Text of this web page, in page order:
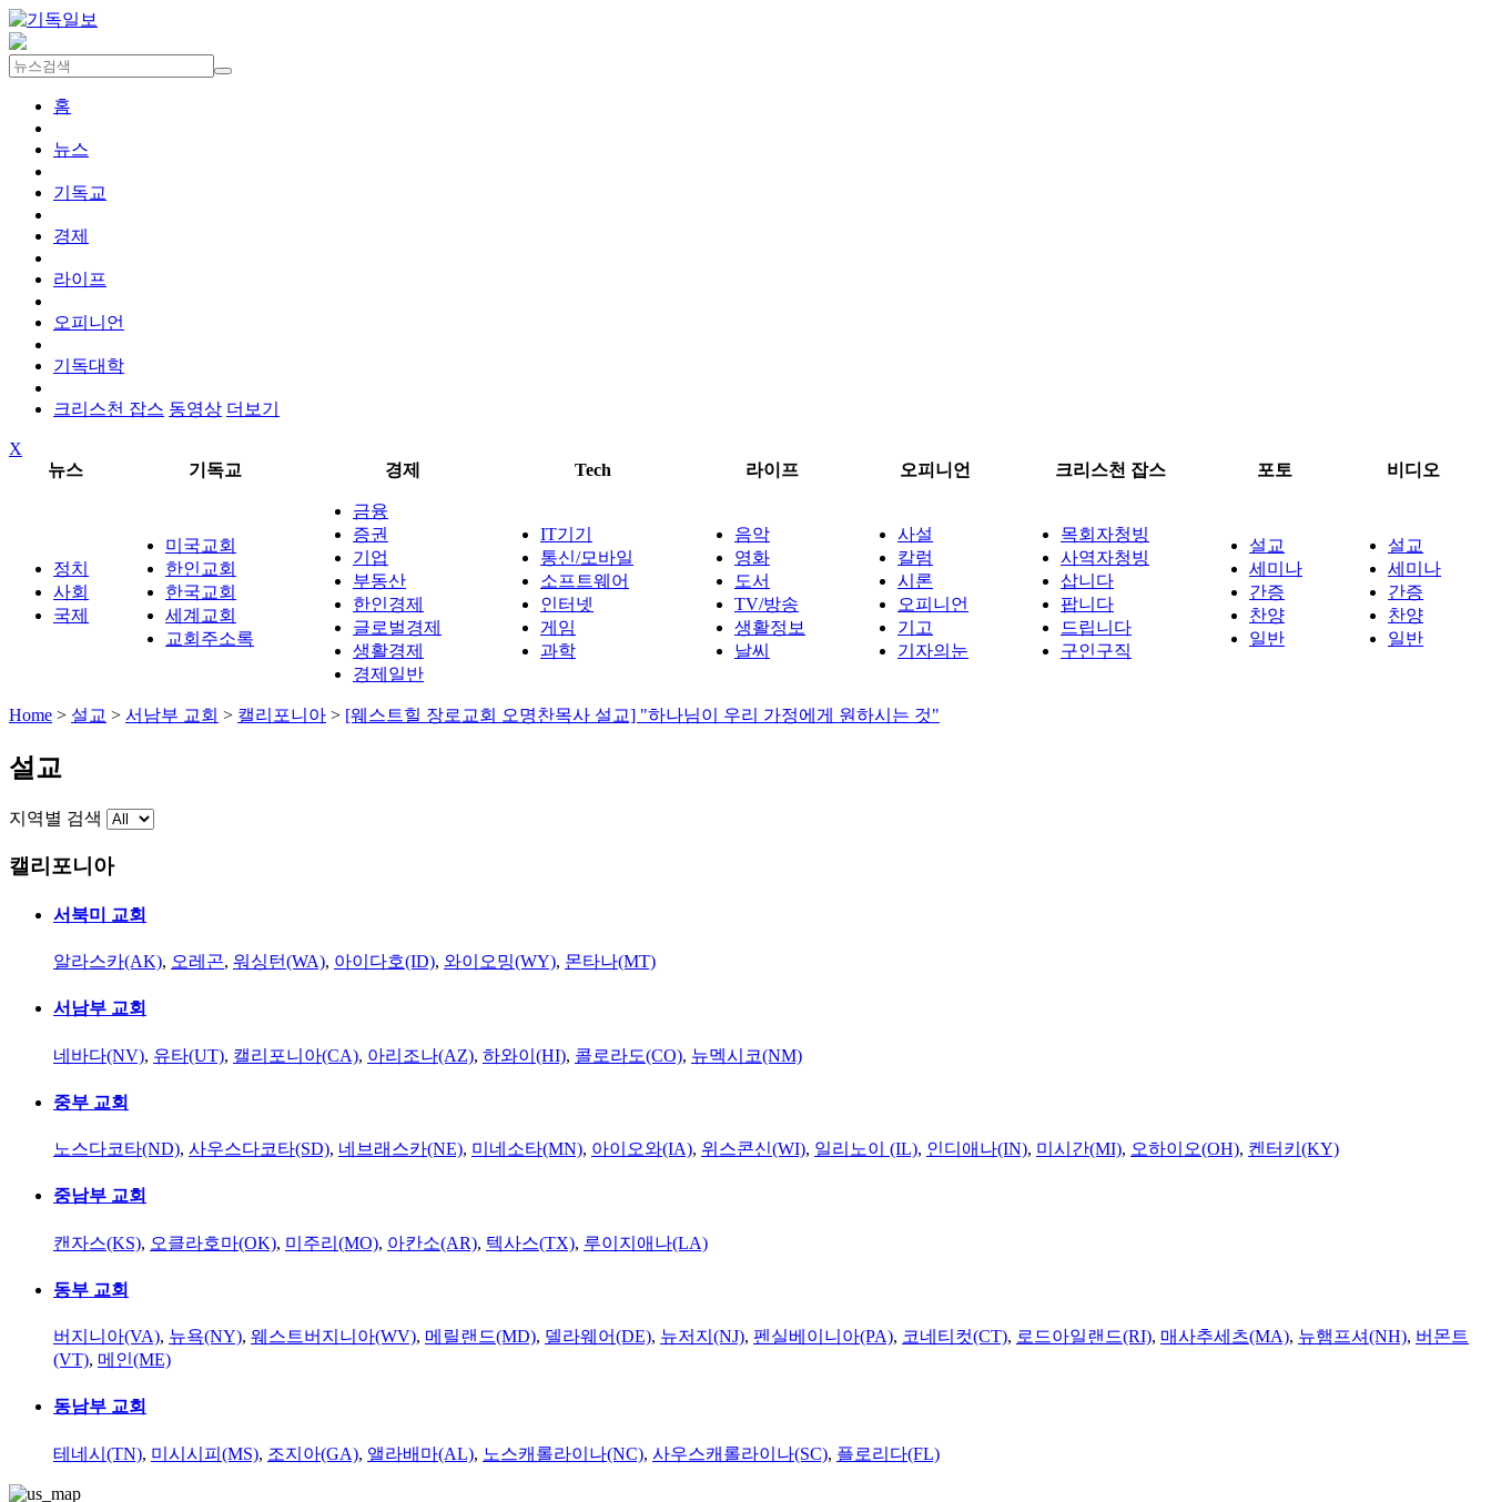
홈
뉴스
기독교
경제
라이프
오피니언
기독대학
크리스천 잡스 동영상 더보기
X
뉴스
기독교 경제 Tech 라이프 오피니언 크리스천 잡스 포토 비디오
정치
사회
국제
미국교회
한인교회
한국교회
세계교회
교회주소록
금융
증권
기업
부동산
한인경제
글로벌경제
생활경제
경제일반
IT기기
통신/모바일
소프트웨어
인터넷
게임
과학
음악
영화
도서
TV/방송
생활정보
날씨
사설
칼럼
시론
오피니언
기고
기자의눈
목회자청빙
사역자청빙
삽니다
팝니다
드립니다
구인구직
설교
세미나
간증
찬양
일반
설교
세미나
간증
찬양
일반
Home > 설교 > 서남부 교회 > 캘리포니아 > [웨스트힐 장로교회 오명찬목사 설교] "하나님이 우리 가정에게 원하시는 것"
설교
지역별 검색
캘리포니아
서북미 교회
알라스카(AK), 오레곤, 워싱턴(WA), 아이다호(ID), 와이오밍(WY), 몬타나(MT)
서남부 교회
네바다(NV), 유타(UT), 캘리포니아(CA), 아리조나(AZ), 하와이(HI), 콜로라도(CO), 뉴멕시코(NM)
중부 교회
노스다코타(ND), 사우스다코타(SD), 네브래스카(NE), 미네소타(MN), 아이오와(IA), 위스콘신(WI), 일리노이 (IL), 인디애나(IN), 미시간(MI), 오하이오(OH), 켄터키(KY)
중남부 교회
캔자스(KS), 오클라호마(OK), 미주리(MO), 아칸소(AR), 텍사스(TX), 루이지애나(LA)
동부 교회
버지니아(VA), 뉴욕(NY), 웨스트버지니아(WV), 메릴랜드(MD), 델라웨어(DE), 뉴저지(NJ), 펜실베이니아(PA), 코네티컷(CT), 로드아일랜드(RI), 매사추세츠(MA), 뉴햄프셔(NH), 버몬트
(VT), 메인(ME)
동남부 교회
테네시(TN), 미시시피(MS), 조지아(GA), 앨라배마(AL), 노스캐롤라이나(NC), 사우스캐롤라이나(SC), 플로리다(FL)